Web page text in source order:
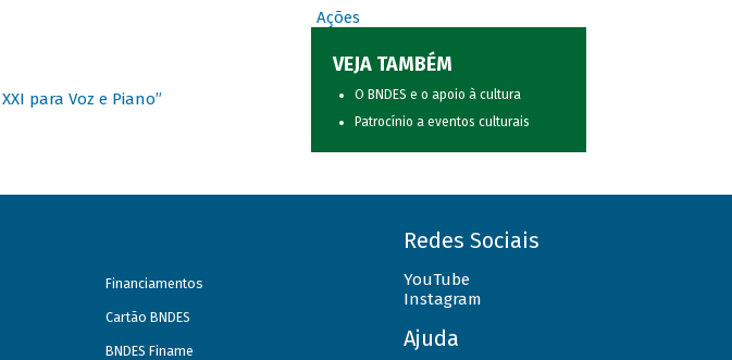
para Voz e Piano”
Ações
VEJA TAMBÉM
O BNDES e o apoio à cultura
Patrocínio a eventos culturais
Financiamentos
Cartão BNDES
BNDES Finame
Redes Sociais
YouTube
Instagram
Ajuda